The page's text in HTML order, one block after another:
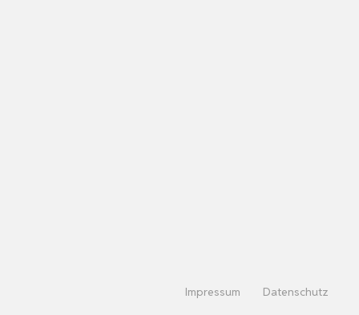
Impressum Datenschutz